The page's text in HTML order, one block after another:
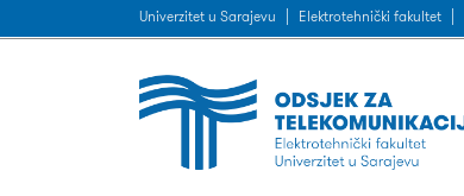
Univerzitet u Sarajevu Elektrotehnički fakultet